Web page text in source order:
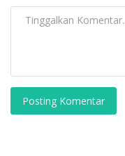
Posting Komentar